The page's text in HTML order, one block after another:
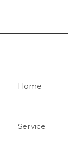
Home
Service